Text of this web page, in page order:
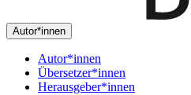
Autor*innen
Autor*innen
Übersetzer*innen
Herausgeber*innen